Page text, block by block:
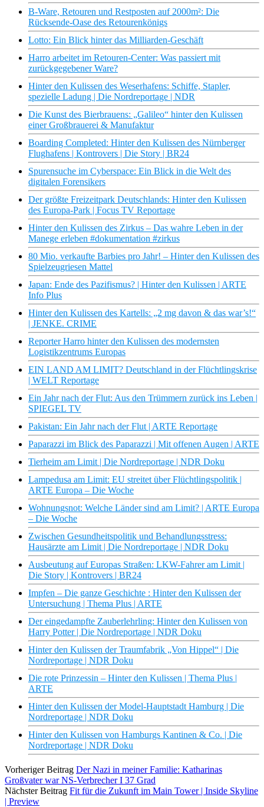
B-Ware, Retouren und Restposten auf 2000m²: Die
Rücksende-Oase des Retourenkönigs
Lotto: Ein Blick hinter das Milliarden-Geschäft
Harro arbeitet im Retouren-Center: Was passiert mit
zurückgegebener Ware?
Hinter den Kulissen des Weserhafens: Schiffe, Stapler,
spezielle Ladung | Die Nordreportage | NDR
Die Kunst des Bierbrauens: „Galileo“ hinter den Kulissen
einer Großbrauerei & Manufaktur
Boarding Completed: Hinter den Kulissen des Nürnberger
Flughafens | Kontrovers | Die Story | BR24
Spurensuche im Cyberspace: Ein Blick in die Welt des
digitalen Forensikers
Der größte Freizeitpark Deutschlands: Hinter den Kulissen
des Europa-Park | Focus TV Reportage
Hinter den Kulissen des Zirkus – Das wahre Leben in der
Manege erleben #dokumentation #zirkus
80 Mio. verkaufte Barbies pro Jahr! – Hinter den Kulissen des
Spielzeugriesen Mattel
Japan: Ende des Pazifismus? | Hinter den Kulissen | ARTE
Info Plus
Hinter den Kulissen des Kartells: „2 mg davon & das war’s!“
| JENKE. CRIME
Reporter Harro hinter den Kulissen des modernsten
Logistikzentrums Europas
EIN LAND AM LIMIT? Deutschland in der Flüchtlingskrise
| WELT Reportage
Ein Jahr nach der Flut: Aus den Trümmern zurück ins Leben |
SPIEGEL TV
Pakistan: Ein Jahr nach der Flut | ARTE Reportage
Paparazzi im Blick des Paparazzi | Mit offenen Augen | ARTE
Tierheim am Limit | Die Nordreportage | NDR Doku
Lampedusa am Limit: EU streitet über Flüchtlingspolitik |
ARTE Europa – Die Woche
Wohnungsnot: Welche Länder sind am Limit? | ARTE Europa
– Die Woche
Zwischen Gesundheitspolitik und Behandlungsstress:
Hausärzte am Limit | Die Nordreportage | NDR Doku
Ausbeutung auf Europas Straßen: LKW-Fahrer am Limit |
Die Story | Kontrovers | BR24
Impfen – Die ganze Geschichte : Hinter den Kulissen der
Untersuchung | Thema Plus | ARTE
Der eingedampfte Zauberlehrling: Hinter den Kulissen von
Harry Potter | Die Nordreportage | NDR Doku
Hinter den Kulissen der Traumfabrik „Von Hippel“ | Die
Nordreportage | NDR Doku
Die rote Prinzessin – Hinter den Kulissen | Thema Plus |
ARTE
Hinter den Kulissen der Model-Hauptstadt Hamburg | Die
Nordreportage | NDR Doku
Hinter den Kulissen von Hamburgs Kantinen & Co. | Die
Nordreportage | NDR Doku
Vorheriger Beitrag Der Nazi in meiner Familie: Katharinas
Großvater war NS-Verbrecher I 37 Grad
Nächster Beitrag Fit für die Zukunft im Main Tower | Inside Skyline
| Preview